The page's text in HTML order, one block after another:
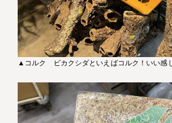
▲コルク ビカクシダといえばコルク！いい感